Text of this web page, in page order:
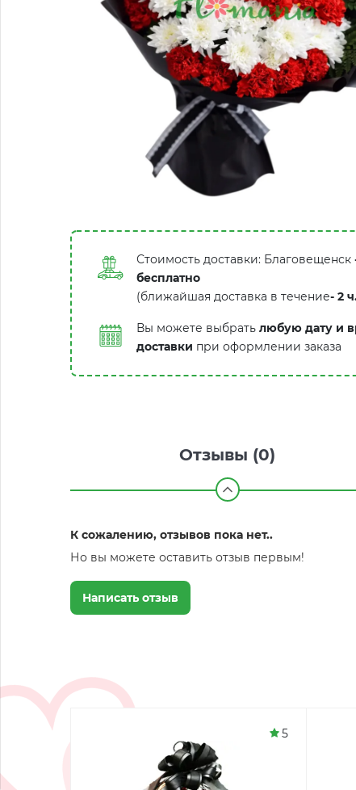
Стоимость доставки: Благовещенск
бесплатно
(ближайшая доставка в течение- 2
Вы можете выбрать любую дату и
доставки при оформлении заказа
Отзывы (0)
К сожалению, отзывов пока нет..
Но вы можете оставить отзыв первым!
Написать отзыв
5